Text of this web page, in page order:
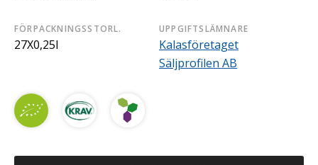
FÖRPACKNINGSSTORL.
27X0,25l
UPPGIFTSLÄMNARE
Kalasföretaget
Säljprofilen AB